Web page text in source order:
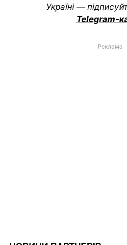
Україні —
Telegram-
Реклама